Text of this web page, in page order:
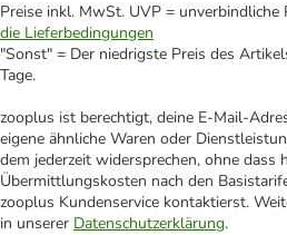
Preise inkl. MwSt. UVP = unverbindliche
die Lieferbedingungen
"Sonst" = Der niedrigste Preis des
Tage.
zooplus ist berechtigt, deine E-Mail-
eigene ähnliche Waren oder
dem jederzeit widersprechen, ohne dass
Übermittlungskosten nach den
zooplus Kundenservice kontaktierst.
in unserer Datenschutzerklärung.